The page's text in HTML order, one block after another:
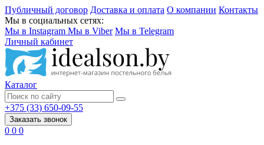
Публичный договор Доставка и оплата О компании Контакты
Мы в социальных сетях:
Мы в Instagram Мы в Viber Мы в Telegram
Личный кабинет
Каталог
+375 (33) 650-09-55
Заказать звонок
0 0 0